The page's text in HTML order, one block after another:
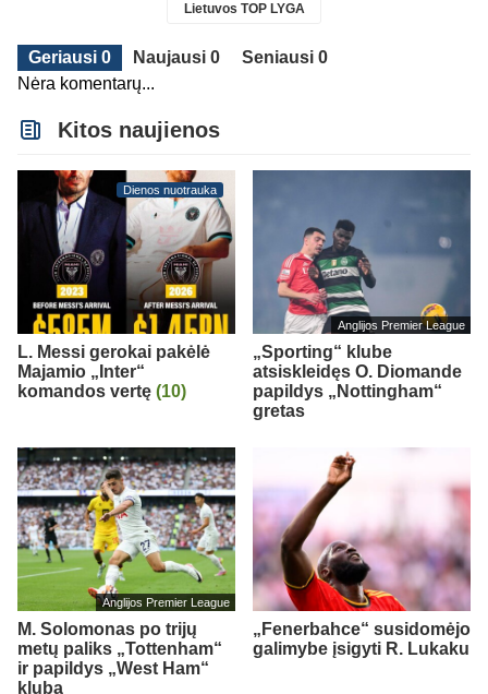
Lietuvos TOP LYGA
Geriausi 0 Naujausi 0
Seniausi 0
Nėra komentarų...
Kitos naujienos
Dienos nuotrauka
L. Messi gerokai pakėlė
Majamio „Inter“
komandos vertę (10)
Anglijos Premier League
„Sporting“ klube
atsiskleidęs O. Diomande
papildys „Nottingham“
gretas
Anglijos Premier League
M. Solomonas po trijų
metų paliks „Tottenham“
ir papildys „West Ham“
klubą
„Fenerbahce“ susidomėjo
galimybe įsigyti R. Lukaku